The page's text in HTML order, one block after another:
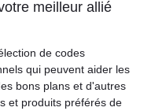
meilleur allié
de codes
qui peuvent aider les
bons plans et d'autres
et produits préférés de